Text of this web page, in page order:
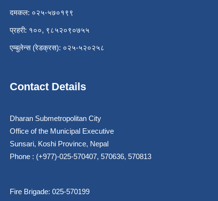
दमकल: ०२५-५७०१९९
प्रहरी: १००, ९८५२०९०७५५
एम्बुलेन्स (रेडक्रस): ०२५-५२०२५८
Contact Details
Dharan Submetropolitan City
Office of the Municipal Executive
Sunsari, Koshi Province, Nepal
Phone : (+977)-025-570407, 570636, 570813
Fire Brigade: 025-570199